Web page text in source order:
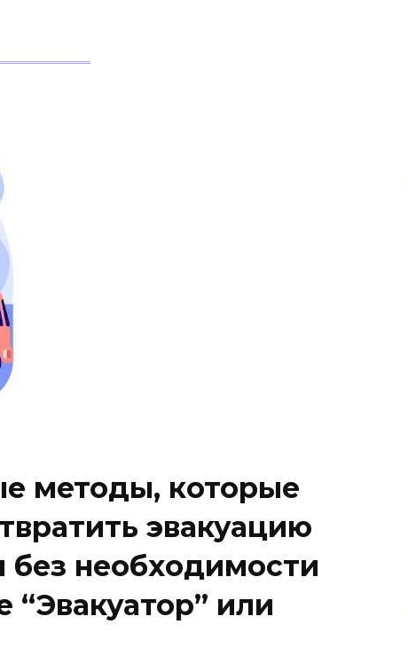
методы, которые
эвакуацию
без необходимости
“Эвакуатор” или